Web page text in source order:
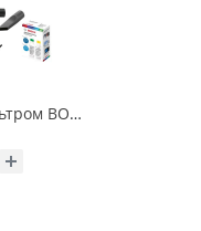
Пилосос миючий з аквафільтром BOSCH BWD41740